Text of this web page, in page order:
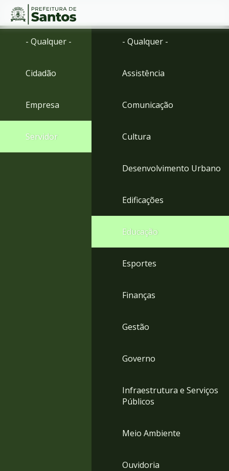
Ir
menu
para
Conteúdo
- Qualquer -
Cidadão
Empresa
Servidor
- Qualquer -
Assistência
Comunicação
Cultura
Desenvolvimento Urbano
Edificações
Educação
Esportes
Finanças
Gestão
Governo
Infraestrutura e Serviços
Públicos
Meio Ambiente
Ouvidoria